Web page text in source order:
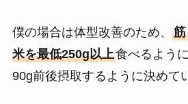
僕の場合は体型改善のため、
米を最低250g以上食べるよう
90g前後摂取するように決めて